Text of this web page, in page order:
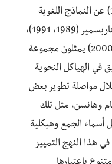
غراهام (1989 و1978) وهانسن (1983) عن النماذج اللغوية
المعروضة في الكتابات الماهوية. إن هاربسمير (1989، 1991)،
ومو (1999)، وفريزر (2007) وروبينز (2000) يمثلون مجموعة
في الهياكل النحوية
مواصلة تطوير بعض
وهانسن، مثل تلك
أسماء الجمع وهيكلية
هذا النهج التمييز